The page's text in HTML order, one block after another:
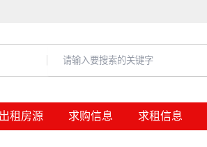
出租房源 求购信息 求租信息